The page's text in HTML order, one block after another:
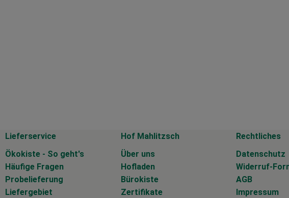
Lieferservice
Ökokiste - So geht's
Häufige Fragen
Probelieferung
Liefergebiet
Hof Mahlitzsch
Über uns
Hofladen
Bürokiste
Zertifikate
Rechtliches
Datenschutz
Widerruf-
AGB
Impressum